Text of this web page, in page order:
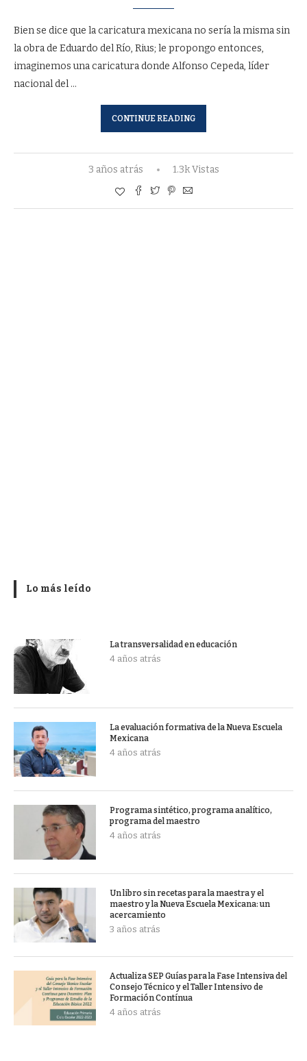
Bien se dice que la caricatura mexicana no sería la misma sin
la obra de Eduardo del Río, Rius; le propongo entonces,
imaginemos una caricatura donde Alfonso Cepeda, líder
nacional del …
CONTINUE READING
3 años atrás 1.3k Vistas
Lo más leído
La transversalidad en educación
4 años atrás
La evaluación formativa de la Nueva Escuela
Mexicana
4 años atrás
Programa sintético, programa analítico,
programa del maestro
4 años atrás
Un libro sin recetas para la maestra y el
maestro y la Nueva Escuela Mexicana: un
acercamiento
3 años atrás
Actualiza SEP Guías para la Fase Intensiva del
Consejo Técnico y el Taller Intensivo de
Formación Contínua
4 años atrás